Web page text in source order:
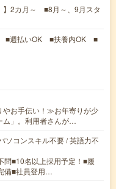
】2カ月～ ■8月～、9月スタ
■週払いOK ■扶養内OK ■
お手伝い！≫お年寄りが少
ム」。利用者さんが…
ソコンスキル不要 / 英語力不
問■10名以上採用予定！■履
備■社員登用…